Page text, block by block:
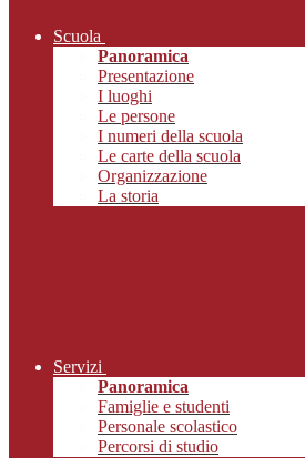
Scuola
Panoramica
Presentazione
I luoghi
Le persone
I numeri della scuola
Le carte della scuola
Organizzazione
La storia
Servizi
Panoramica
Famiglie e studenti
Personale scolastico
Percorsi di studio